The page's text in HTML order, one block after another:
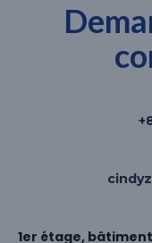
1er étage,